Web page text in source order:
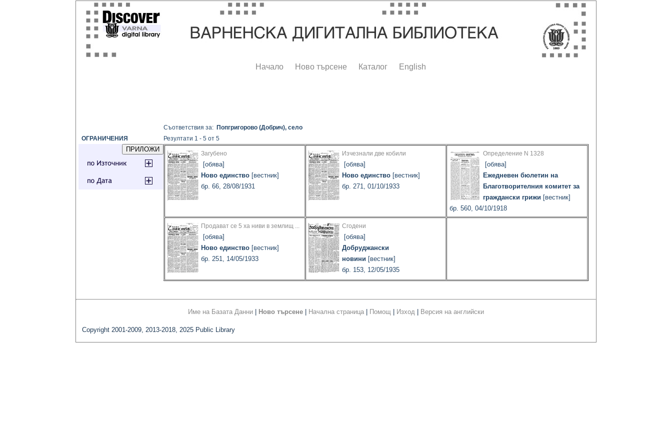
Начало Ново търсене Каталог English
ОГРАНИЧЕНИЯ
Съответствия за: Попгригорово (Добрич), село
Резултати 1 - 5 от 5
Загубено
[обява]
Ново единство [вестник]
бр. 66, 28/08/1931
Изчезнали две кобили
[обява]
Ново единство [вестник]
бр. 271, 01/10/1933
Определение N 1328
[обява]
Ежедневен бюлетин на
Благотворителния комитет за
граждански грижи [вестник]
бр. 560, 04/10/1918
Продават се 5 ха ниви в землищ ...
[обява]
Ново единство [вестник]
бр. 251, 14/05/1933
Сгодени
[обява]
Добруджански
новини [вестник]
бр. 153, 12/05/1935
Име на Базата Данни Ново търсене Начална страница Помощ Изход Версия на английски
Copyright 2001-2009, 2013-2018, 2025 Public Library